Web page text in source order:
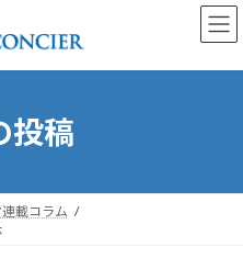
投稿
載コラム